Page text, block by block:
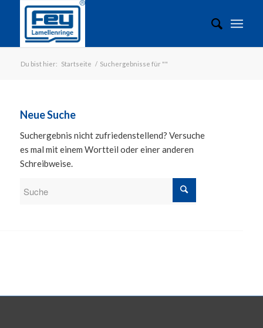
Du bist hier: Startseite / Suchergebnisse für ""
Neue Suche
Suchergebnis nicht zufriedenstellend? Versuche
es mal mit einem Wortteil oder einer anderen
Schreibweise.